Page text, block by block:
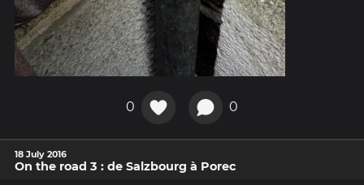
0 0
18 July 2016
On the road 3 : de Salzbourg à Porec